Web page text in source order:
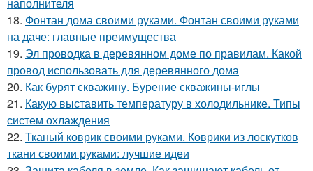
наполнителя
18. Фонтан дома своими руками. Фонтан своими руками
на даче: главные преимущества
19. Эл проводка в деревянном доме по правилам. Какой
провод использовать для деревянного дома
20. Как бурят скважину. Бурение скважины-иглы
21. Какую выставить температуру в холодильнике. Типы
систем охлаждения
22. Тканый коврик своими руками. Коврики из лоскутков
ткани своими руками: лучшие идеи